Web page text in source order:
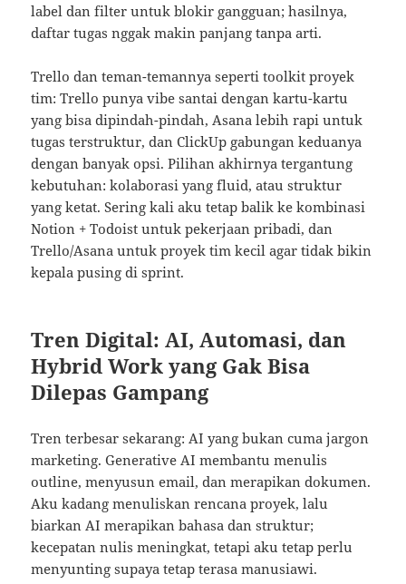
label dan filter untuk blokir gangguan; hasilnya,
daftar tugas nggak makin panjang tanpa arti.
Trello dan teman-temannya seperti toolkit proyek
tim: Trello punya vibe santai dengan kartu-kartu
yang bisa dipindah-pindah, Asana lebih rapi untuk
tugas terstruktur, dan ClickUp gabungan keduanya
dengan banyak opsi. Pilihan akhirnya tergantung
kebutuhan: kolaborasi yang fluid, atau struktur
yang ketat. Sering kali aku tetap balik ke kombinasi
Notion + Todoist untuk pekerjaan pribadi, dan
Trello/Asana untuk proyek tim kecil agar tidak bikin
kepala pusing di sprint.
Tren Digital: AI, Automasi, dan
Hybrid Work yang Gak Bisa
Dilepas Gampang
Tren terbesar sekarang: AI yang bukan cuma jargon
marketing. Generative AI membantu menulis
outline, menyusun email, dan merapikan dokumen.
Aku kadang menuliskan rencana proyek, lalu
biarkan AI merapikan bahasa dan struktur;
kecepatan nulis meningkat, tetapi aku tetap perlu
menyunting supaya tetap terasa manusiawi.